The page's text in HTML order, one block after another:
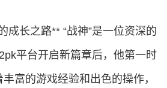
成长之路** “战神”是一位资深的
平台开启新篇章后，他第一时
富的游戏经验和出色的操作，